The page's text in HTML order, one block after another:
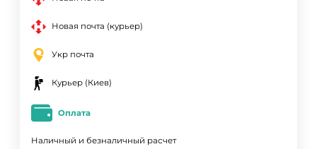
Новая почта (курьер)
Укр почта
Курьер (Киев)
Оплата
Наличный и безналичный расчет